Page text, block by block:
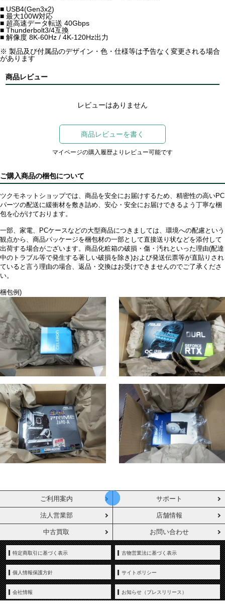
■ USB4(Gen3x2)
■ 最大100W対応
■ 超高速データ転送 40Gbps
■ Thunderbolt3/4互換
■ 解像度 8K-60Hz / 4K-120Hz出力
※ 製品及び付属品のデザイン・色・仕様等は予告なく変更される場合
があります
商品レビュー
レビューはありません
商品レビューを書く
マイページの購入履歴よりレビュー可能です
ご購入商品の梱包について
ツクモネットショップでは、商品を安全にお届けするため、精密性の高いPC
パーツの配送に緩衝材を敷き詰め、安心・安全にお届けできるよう丁寧な梱
包を心がけております。
一部、家電、PCケースなどの大型商品につきましては、環境への配慮という
観点から、商品パッケージを梱包材の一部として直接送り状などを添付して
出荷する場合がございます。商品化粧箱の破損・傷・汚れといった理由(配達
中のトラブル等で発生する著しい破損を除き)および発送伝票等が直貼りされ
ていると言う理由の場合、返品・交換はお受けできませんのでご了承くださ
い。
梱包例)
ご利用案内 サポート
法人営業部 店舗情報
中古買取 お問い合わせ
特定商取引に基づく表示 古物営業法に基づく表示
個人情報保護方針 サイトポリシー
会社情報 お知らせ（プレスリリース）